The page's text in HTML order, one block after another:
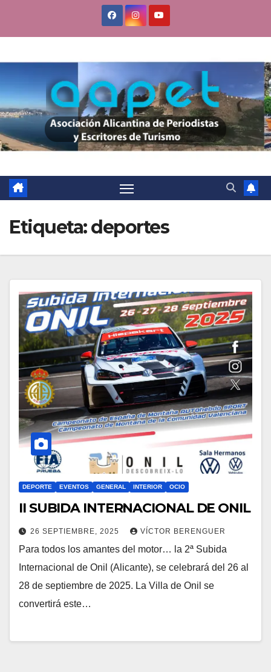
Etiqueta:deportes
DEPORTE EVENTOS GENERAL INTERIOR OCIO
II SUBIDA INTERNACIONAL DE ONIL
26 SEPTIEMBRE, 2025 VÍCTOR BERENGUER
Para todos los amantes del motor… la 2ª Subida
Internacional de Onil (Alicante), se celebrará del 26 al
28 de septiembre de 2025. La Villa de Onil se
convertirá este…